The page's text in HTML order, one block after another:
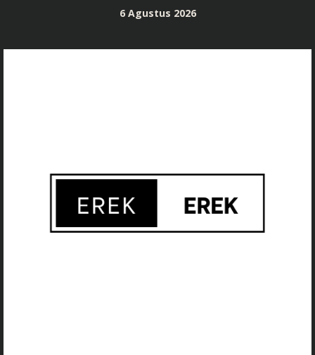
content
6 Agustus 2026